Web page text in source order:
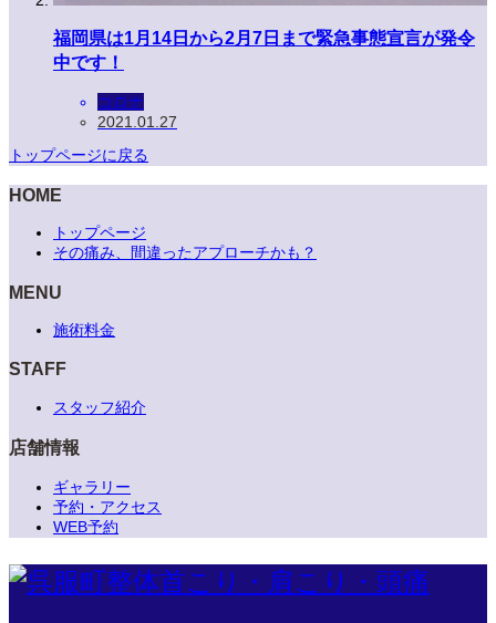
福岡県は1月14日から2月7日まで緊急事態宣言が発令
中です！
コロナ
2021.01.27
トップページに戻る
HOME
トップページ
その痛み、間違ったアプローチかも？
MENU
施術料金
STAFF
スタッフ紹介
店舗情報
ギャラリー
予約・アクセス
WEB予約